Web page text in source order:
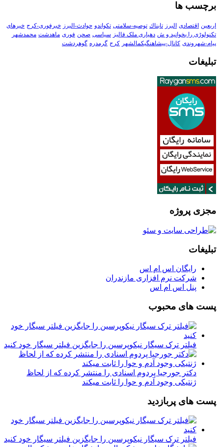
برچسب ها
اربعین اقتصادی البرز تابناك توصیه-سلامتی تکواندو حوادث-البرز خبرفوری-کرج خبرهای
تکنولوڑی را بخوانید و ش دهیاری ملک فالیز سیاسی صحن فوری ماهدشت محمدشهر
پیام-شهروندی کانال-پیشاهنگیکمالشهر کرج گرمدره گوهردشت
تبلیغات
مجزی پروژه
تبلیغات
رایگان اس ام اس
شرکت نرم افزاری مازندران
پنل اس ام اس
پست های محبوب
فیلتر ترک سیگار نیکوپرسین را جایگزین فیلتر سیگار خود کنید
دکتر جورجیا پردوم اسنادی را منتشر کرده که از لحاظ
ژنتیکی وجود آدم و حوا را ثابت میکند
پست های پربازدید
فیلتر ترک سیگار نیکوپرسین را جایگزین فیلتر سیگار خود کنید